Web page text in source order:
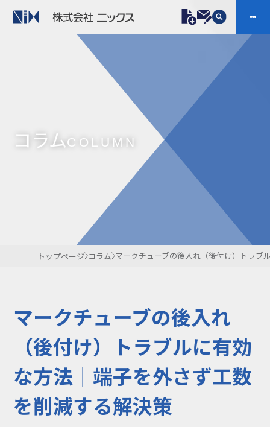
プラスチックファスナー 機構部品
ケーブルマーカー
樹脂継手、配管施工
防虫忌避製品ARINIX
プリント基板実装関連
会社案内
IR
お問い合わせ 開発・導入実績
よくあるご質問
NIXのサスティナ
環境負荷物質調
針
コラムCOLUMN
トップページ コラム マークチューブの後入れ（後付け）トラブ
マークチューブの後入れ
（後付け）トラブルに有効
な方法｜端子を外さず工数
を削減する解決策